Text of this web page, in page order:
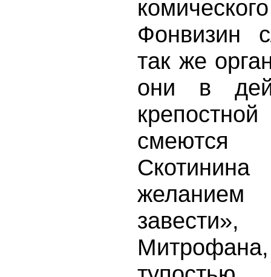
Фонвизин
так же
они в